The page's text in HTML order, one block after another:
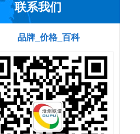
联系我们
品牌_价格_百科